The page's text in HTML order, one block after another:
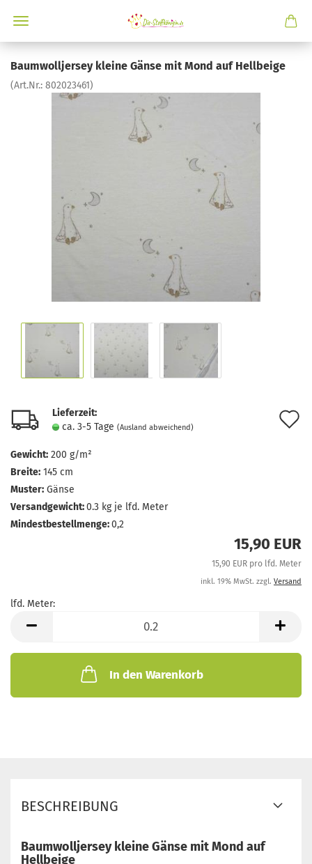
Baumwolljersey kleine Gänse mit Mond auf Hellbeige
(Art.Nr.: 802023461)
Lieferzeit:
ca. 3-5 Tage (Ausland abweichend)
Gewicht: 200 g/m²
Breite: 145 cm
Muster: Gänse
Versandgewicht:0.3 kg je lfd. Meter
Mindestbestellmenge:0,2
15,90 EUR
15,90 EUR pro lfd. Meter
inkl. 19% MwSt. zzgl. Versand
lfd. Meter:
Meter
In den Warenkorb
BESCHREIBUNG
Baumwolljersey kleine Gänse mit Mond auf
Hellbeige